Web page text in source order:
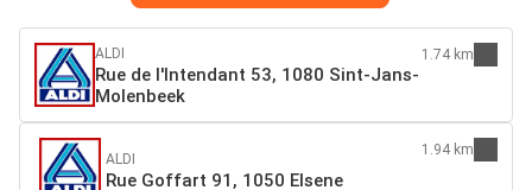
ALDI
Rue de l'Intendant 53, 1080 Sint-Jans-
Molenbeek
1.74 km
ALDI
Rue Goffart 91, 1050 Elsene
1.94 km